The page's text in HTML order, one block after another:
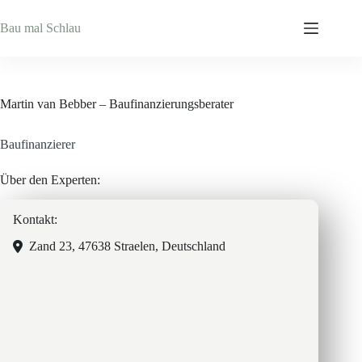
Inhalt
springen
Bau mal Schlau
Martin van Bebber – Baufinanzierungsberater
Baufinanzierer
Über den Experten:
Kontakt:
Zand 23, 47638 Straelen, Deutschland